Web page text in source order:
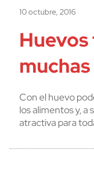
10 octubre, 2016
Con el huevo
los alimentos y, a
atractiva para